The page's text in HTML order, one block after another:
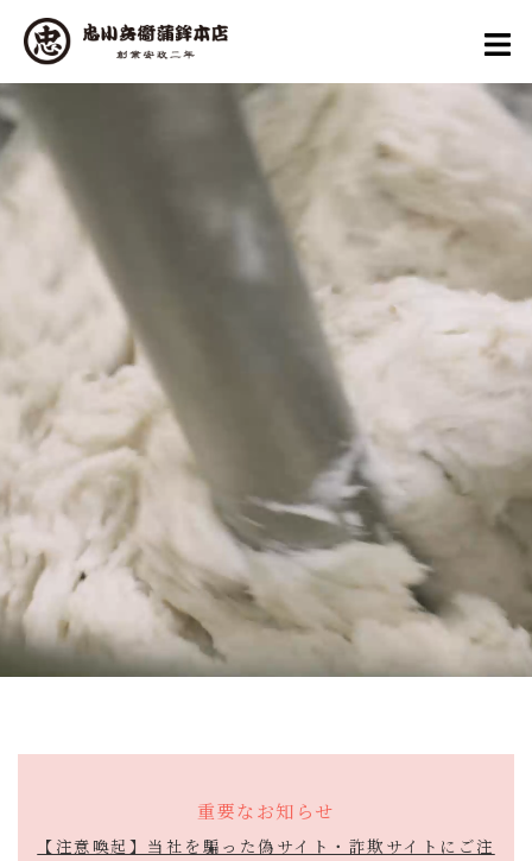
ン
ツ
ス
重要なお知らせ
【注意喚起】当社を騙った偽サイト・詐欺サイトにご注